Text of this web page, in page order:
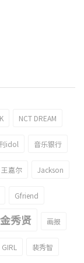
NCT DREAM
idol 音乐银行
王嘉尔 Jackson
Gfriend
金秀贤 画报
裴秀智